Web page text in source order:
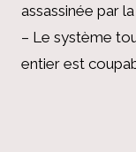
assassinée par
– Le système
entier est